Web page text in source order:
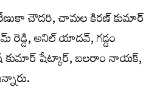
చౌదరి, చామల కిరణ్ కుమార్
అనిల్ యాదవ్, గడ్డం
కుమార్ షేట్కార్, బలరాం నాయక్,